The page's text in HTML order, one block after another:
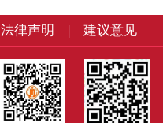
法律声明 | 建议意见